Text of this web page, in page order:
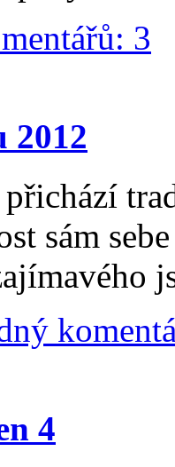
3
2012
sám
4